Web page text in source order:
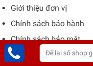
Giới thiệu đơn vị
Chính sách bảo hành
Chính sách bảo mật
Chính sách giao hàng